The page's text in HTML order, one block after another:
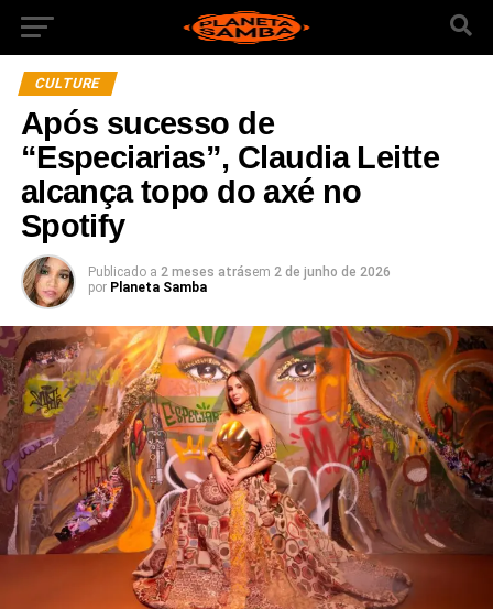
CULTURE
Após sucesso de
“Especiarias”, Claudia Leitte
alcança topo do axé no
Spotify
Publicado a 2 meses atrásem 2 de junho de 2026
por Planeta Samba